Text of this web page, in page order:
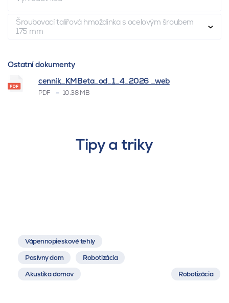
Šroubovací talířová hmoždinka s ocelovým šroubem
175 mm
Ostatní dokumenty
cenník_KMBeta_od_1_4_2026 _web
PDF 10.38 MB
Tipy a triky
Vápennopieskové tehly
Pasívny dom
Robotizácia
Akustika domov
Robotizácia